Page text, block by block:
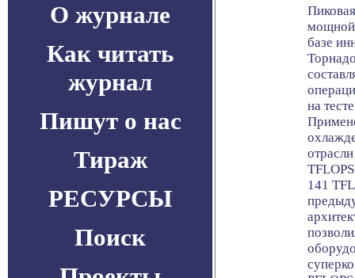
О журнале
Как читать
журнал
Пишут о нас
Тираж
РЕСУРСЫ
Поиск
базе
на
141